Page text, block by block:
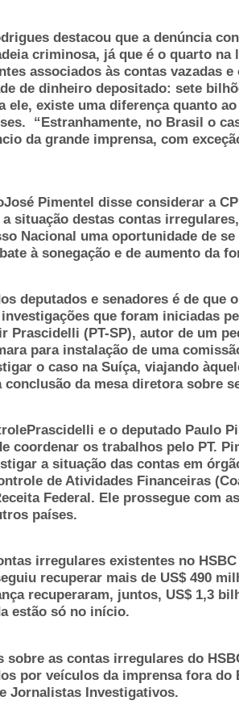
destacou que a denúncia
criminosa, já que é o quarto na
associados às contas vazadas
de dinheiro depositado: sete
ele, existe uma diferença quanto
“Estranhamente, no Brasil o
da grande imprensa, com
Pimentel disse considerar a
situação destas contas
Nacional uma oportunidade de
à sonegação e de aumento da
deputados e senadores é de que
que foram iniciadas
Prascidelli (PT-SP), autor de um
para instalação de uma
o caso na Suíça, viajando
conclusão da mesa diretora sobre
e o deputado Paulo
coordenar os trabalhos pelo PT.
a situação das contas em
de Atividades Financeiras
Federal. Ele prossegue com
países.
irregulares existentes no
recuperar mais de US$ 490
recuperaram, juntos, US$ 1,3
estão só no início.
sobre as contas irregulares do
por veículos da imprensa fora
Jornalistas Investigativos.